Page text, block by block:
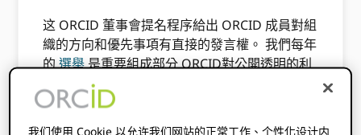
这 ORCID 董事會提名程序給出 ORCID 成員對組
織的方向和優先事項有直接的發言權。 我們每年
的選舉是重要組成部分 ORCID對公開透明的利
益相關者治理的承諾，以及選舉過程確保
ORCID 與其成員密切合作，共同成長和發展。
我们使用 Cookie 以允许我们网站的正常工作、个性化设计内